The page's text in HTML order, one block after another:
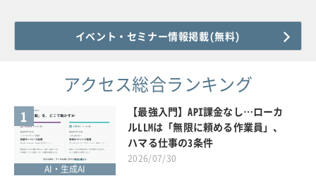
イベント・セミナー情報掲載(無料)
アクセス総合ランキング
1
AI・生成AI
【最強入門】API課金なし…ローカ
ルLLMは「無限に頼める作業員」、
ハマる仕事の3条件
2026/07/30